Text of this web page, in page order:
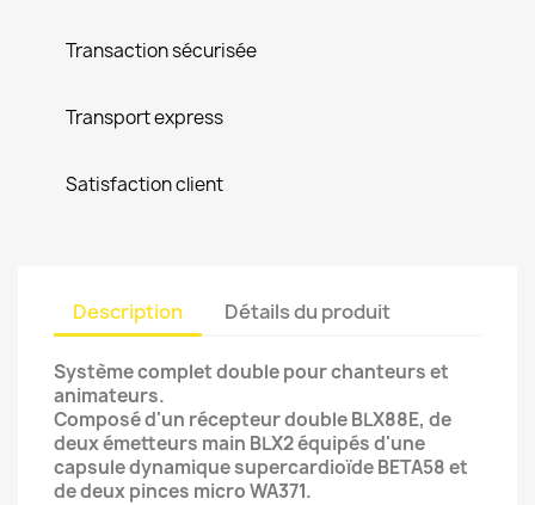
Transaction sécurisée
Transport express
Satisfaction client
Description Détails du produit
Système complet double pour chanteurs et
animateurs.
Composé d'un récepteur double BLX88E, de
deux émetteurs main BLX2 équipés d'une
capsule dynamique supercardioïde BETA58 et
de deux pinces micro WA371.